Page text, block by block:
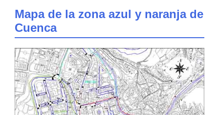
Mapa de la zona azul y naranja de
Cuenca